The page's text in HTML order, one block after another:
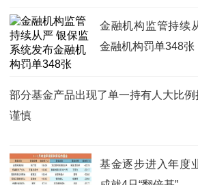
金融机构监管持续
金融机构罚单348张
部分基金产品出现了单一持有人大比
谨慎
基金逐步进入年度